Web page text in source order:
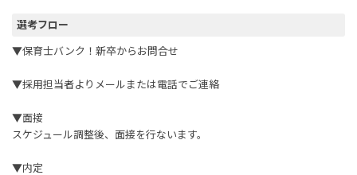
選考フロー
▼保育士バンク！新卒からお問合せ
▼採用担当者よりメールまたは電話でご連絡
▼面接
スケジュール調整後、面接を行ないます。
▼内定